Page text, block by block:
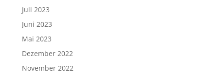
Juli 2023
Juni 2023
Mai 2023
Dezember 2022
November 2022